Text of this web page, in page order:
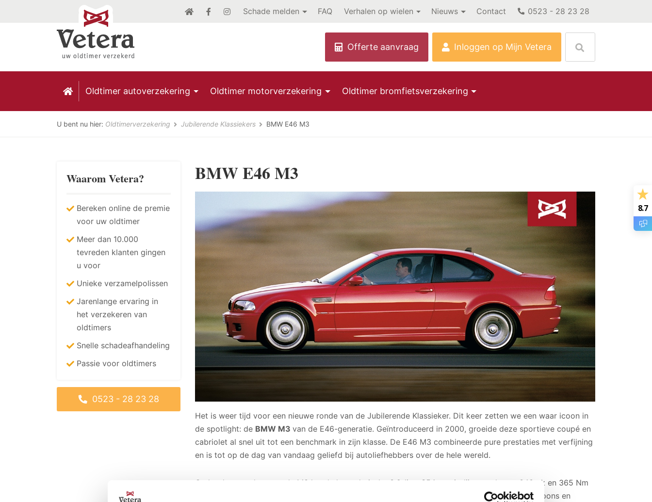
Schade melden FAQ Verhalen op wielen Nieuws Contact 0523 - 28 23 28
Inloggen op Mijn Vetera
Oldtimer autoverzekering Oldtimer motorverzekering Oldtimer bromfietsverzekering
U bent nu hier: Oldtimerverzekering Jubilerende Klassiekers BMW E46 M3
Waarom Vetera?
Bereken online de premie
voor uw oldtimer
Meer dan 10.000
tevreden klanten gingen
u voor
Unieke verzamelpolissen
Jarenlange ervaring in
het verzekeren van
oldtimers
Snelle schadeafhandeling
Passie voor oldtimers
0523 - 28 23 28
BMW E46 M3
Het is weer tijd voor een nieuwe ronde van de Jubilerende Klassieker. Dit keer zetten we een waar icoon in
de spotlight: de BMW M3 van de E46-generatie. Geïntroduceerd in 2000, groeide deze sportieve coupé en
cabriolet al snel uit tot een benchmark in zijn klasse. De E46 M3 combineerde pure prestaties met verfijning
en is tot op de dag van vandaag geliefd bij autoliefhebbers over de hele wereld.
Onder de motorkap van de M3 lag de legendarische 3.2-liter S54 zes-in-lijn, goed voor 343 pk en 365 Nm
koppel. Deze atmosferische motor stond bekend om zijn hoogtoerige karakter, directe gasrespons en
8.7